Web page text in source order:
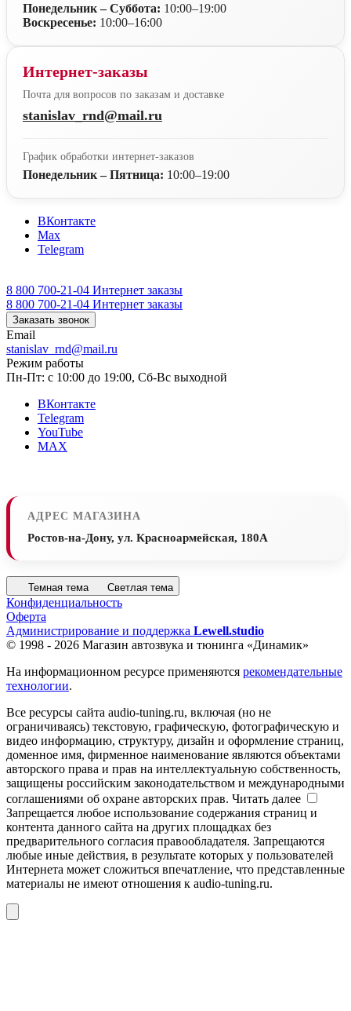
Понедельник – Суббота: 10:00–19:00
Воскресенье: 10:00–16:00
Интернет-заказы
Почта для вопросов по заказам и доставке
stanislav_rnd@mail.ru
График обработки интернет-заказов
Понедельник – Пятница: 10:00–19:00
ВКонтакте
Max
Telegram
8 800 700-21-04 Интернет заказы
8 800 700-21-04 Интернет заказы
Заказать звонок
Email
stanislav_rnd@mail.ru
Режим работы
Пн-Пт: с 10:00 до 19:00, Сб-Вс выходной
ВКонтакте
Telegram
YouTube
MAX
АДРЕС МАГАЗИНА
Ростов-на-Дону, ул. Красноармейская, 180А
Темная тема Светлая тема
Конфиденциальность
Оферта
Администрирование и поддержка Lewell.studio
© 1998 - 2026 Магазин автозвука и тюнинга «Динамик»
На информационном ресурсе применяются рекомендательные
технологии.
Все ресурсы сайта audio-tuning.ru, включая (но не
ограничиваясь) текстовую, графическую, фотографическую и
видео информацию, структуру, дизайн и оформление страниц,
доменное имя, фирменное наименование являются объектами
авторского права и прав на интеллектуальную собственность,
защищены российским законодательством и международными
соглашениями об охране авторских прав. Читать далее
Запрещается любое использование содержания страниц и
контента данного сайта на других площадках без
предварительного согласия правообладателя. Запрещаются
любые иные действия, в результате которых у пользователей
Интернета может сложиться впечатление, что представленные
материалы не имеют отношения к audio-tuning.ru.